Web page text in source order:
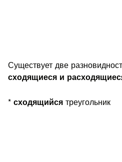
Существует две
сходящиеся и
*сходящийся треугольник